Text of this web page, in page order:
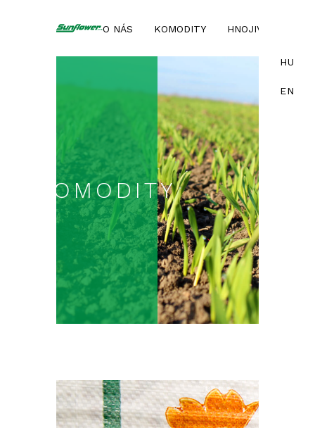
O NÁS KOMODITY HNOJIVÁ
KOMODITY
HU
EN